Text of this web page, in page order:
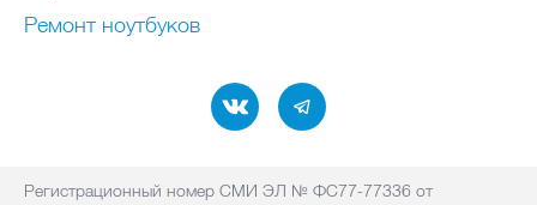
Ремонт нoутбуков
Регистрационный номер СМИ ЭЛ № ФС77-77336 от